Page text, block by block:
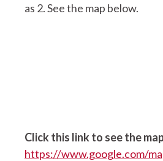
as 2. See the map below.
Click this link to see the
https://www.google.com/